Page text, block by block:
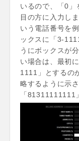
いるので、「0」
目の方に入力し
いう電話番号を
ックスに「3-
うにボックスが
い場合は、最初
1111」とするの
略するように示
「81311111111